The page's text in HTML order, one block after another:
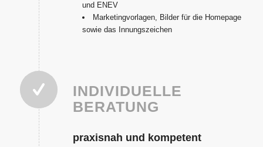
und ENEV
Marketingvorlagen, Bilder für die Homepage
sowie das Innungszeichen
INDIVIDUELLE
BERATUNG
praxisnah und kompetent